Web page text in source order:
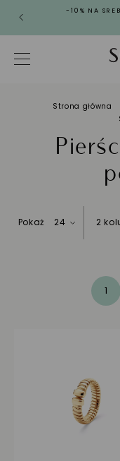
-10% NA
Strona główna
2
1
Pokaż 24